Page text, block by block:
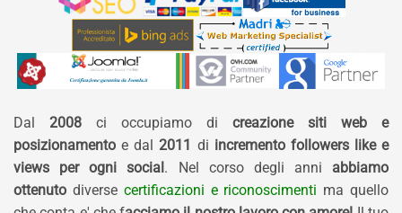
Dal 2008 ci occupiamo di creazione siti web e
posizionamento e dal 2011 di incremento followers like e
views per ogni social. Nel corso degli anni abbiamo
ottenuto diverse certificazioni e riconoscimenti ma quello